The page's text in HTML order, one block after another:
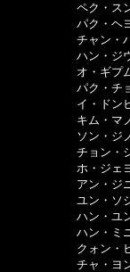
ペク・スンウォ
パク・ヘヨン　
チャン・ハラン
ハン・ジウ　　
オ・ギプム　　
パク・チョンウ
イ・ドンヒョン
キム・マノ　　
ソン・ジノ　　
チョン・シンナ
ホ・ジェヨン　
アン・ジニ　　
ユン・ソジン　
ハン・ユンジュ
ハン・ミニョン
クォン・ヒョク
チャ・ヨンジュ